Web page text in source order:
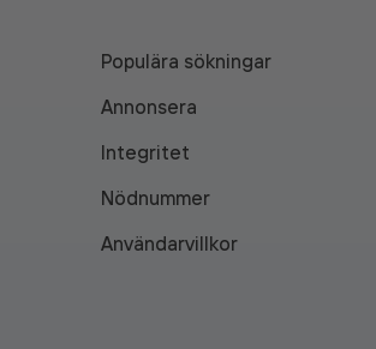
Populära sökningar
Annonsera
Integritet
Nödnummer
Användarvillkor